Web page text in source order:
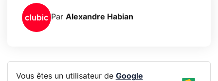
Par Alexandre Habian
Vous êtes un utilisateur de Google